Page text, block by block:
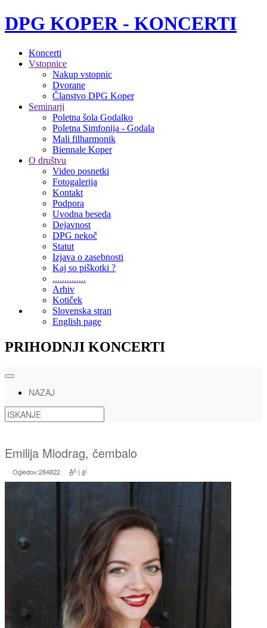
DPG KOPER - KONCERTI
Koncerti
Vstopnice
Nakup vstopnic
Dvorane
Članstvo DPG Koper
Seminarji
Poletna šola Godalko
Poletna Simfonija - Godala
Mali filharmonik
Biennale Koper
O društvu
Video posnetki
Fotogalerija
Kontakt
Podpora
Uvodna beseda
Dejavnost
DPG nekoč
Statut
Izjava o zasebnosti
Kaj so piškotki ?
..............
Arhiv
Kotiček
Slovenska stran
English page
PRIHODNJI KONCERTI
NAZAJ
Emilija Miodrag, čembalo
Ogledov:284822 A+ | a-